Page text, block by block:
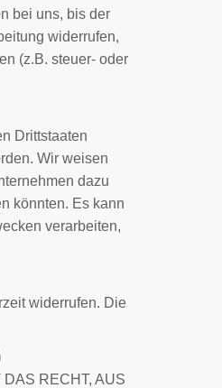
bei uns, bis der
widerrufen,
(z.B. steuer- oder
Drittstaaten
Wir weisen
dazu
könnten. Es kann
verarbeiten,
widerrufen. Die
RECHT, AUS